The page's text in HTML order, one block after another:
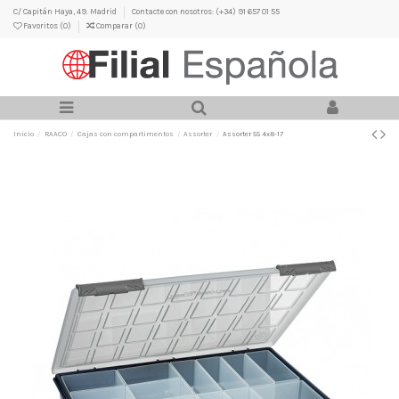
C/ Capitán Haya, 49. Madrid
Contacte con nosotros: (+34) 91 657 01 55
Favoritos (0) Comparar (0)
Inicio RAACO Cajas con compartimentos Assorter Assorter 55 4x8-17